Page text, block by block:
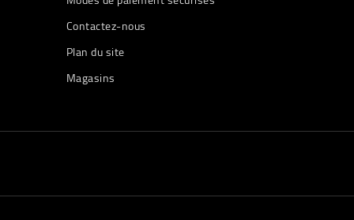
Contactez-nous
Plan du site
Magasins